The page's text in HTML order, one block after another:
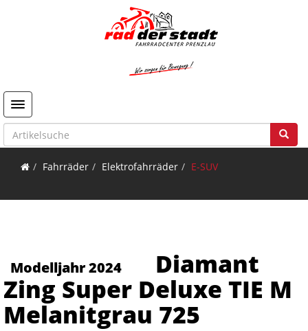
Toggle navigation
Fahrräder Elektrofahrräder E-SUV
Modelljahr 2024
Diamant
Zing Super Deluxe TIE M
Melanitgrau 725